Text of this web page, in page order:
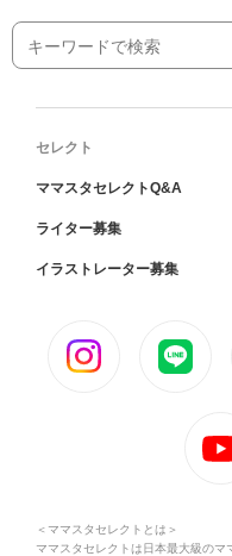
セレクト
ママスタセレクトQ&A
ライター募集
イラストレーター募集
＜ママスタセレクトとは＞
ママスタセレクトは日本最大級の